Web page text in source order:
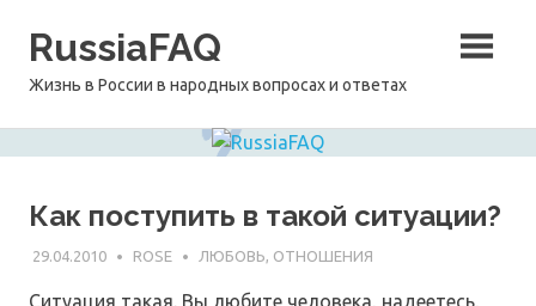
RussiaFAQ
Жизнь в России в народных вопросах и ответах
Как поступить в такой ситуации?
29.04.2010 ROSE ЛЮБОВЬ, ОТНОШЕНИЯ
Ситуация такая. Вы любите человека, надеетесь,